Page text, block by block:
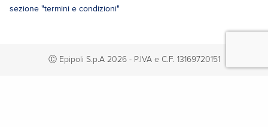
sezione "termini e condizioni"
Ⓒ Epipoli S.p.A 2026 - P.IVA e C.F. 13169720151